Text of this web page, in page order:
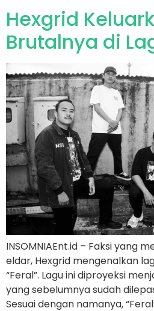
Hexgrid
Brutalnya di
INSOMNIAEnt.id – Faksi yang
eldar, Hexgrid mengenalkan
“Feral”. Lagu ini diproyeksi
yang sebelumnya sudah
Sesuai dengan namanya,